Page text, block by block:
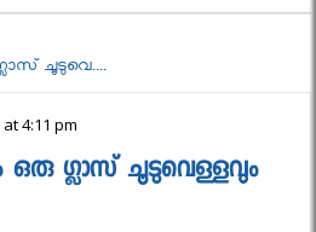
ചൂടുവെ....
4:11 pm
ഒരു ഗ്ലാസ് ചൂടുവെള്ളവും